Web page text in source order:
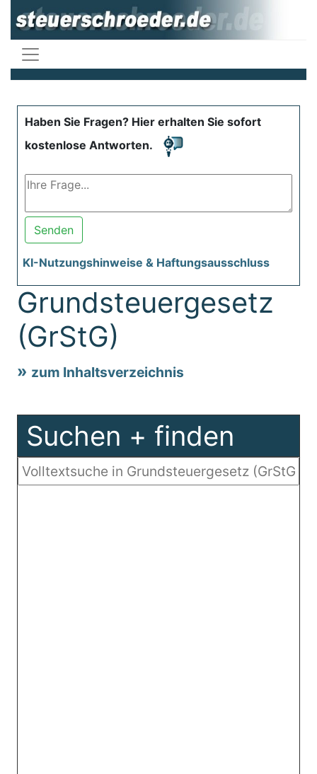
Haben Sie Fragen? Hier erhalten Sie sofort
kostenlose Antworten.
Senden
KI-Nutzungshinweise & Haftungsausschluss
Grundsteuergesetz
(GrStG)
zum Inhaltsverzeichnis
Suchen + finden